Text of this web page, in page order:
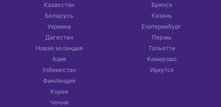
Казахстан
Беларусь
Украина
Дагестан
Новая зеландия
Азия
Узбекистан
Финляндия
Корея
Чечня
Брянск
Казань
Екатеринбург
Пермь
Тольятти
Кемерово
Иркутск